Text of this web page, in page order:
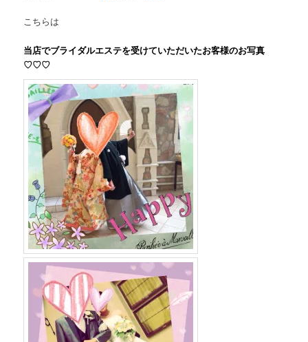
こちらは
当店でブライダルエステを受けていただいたお客様のお写真
♡♡♡